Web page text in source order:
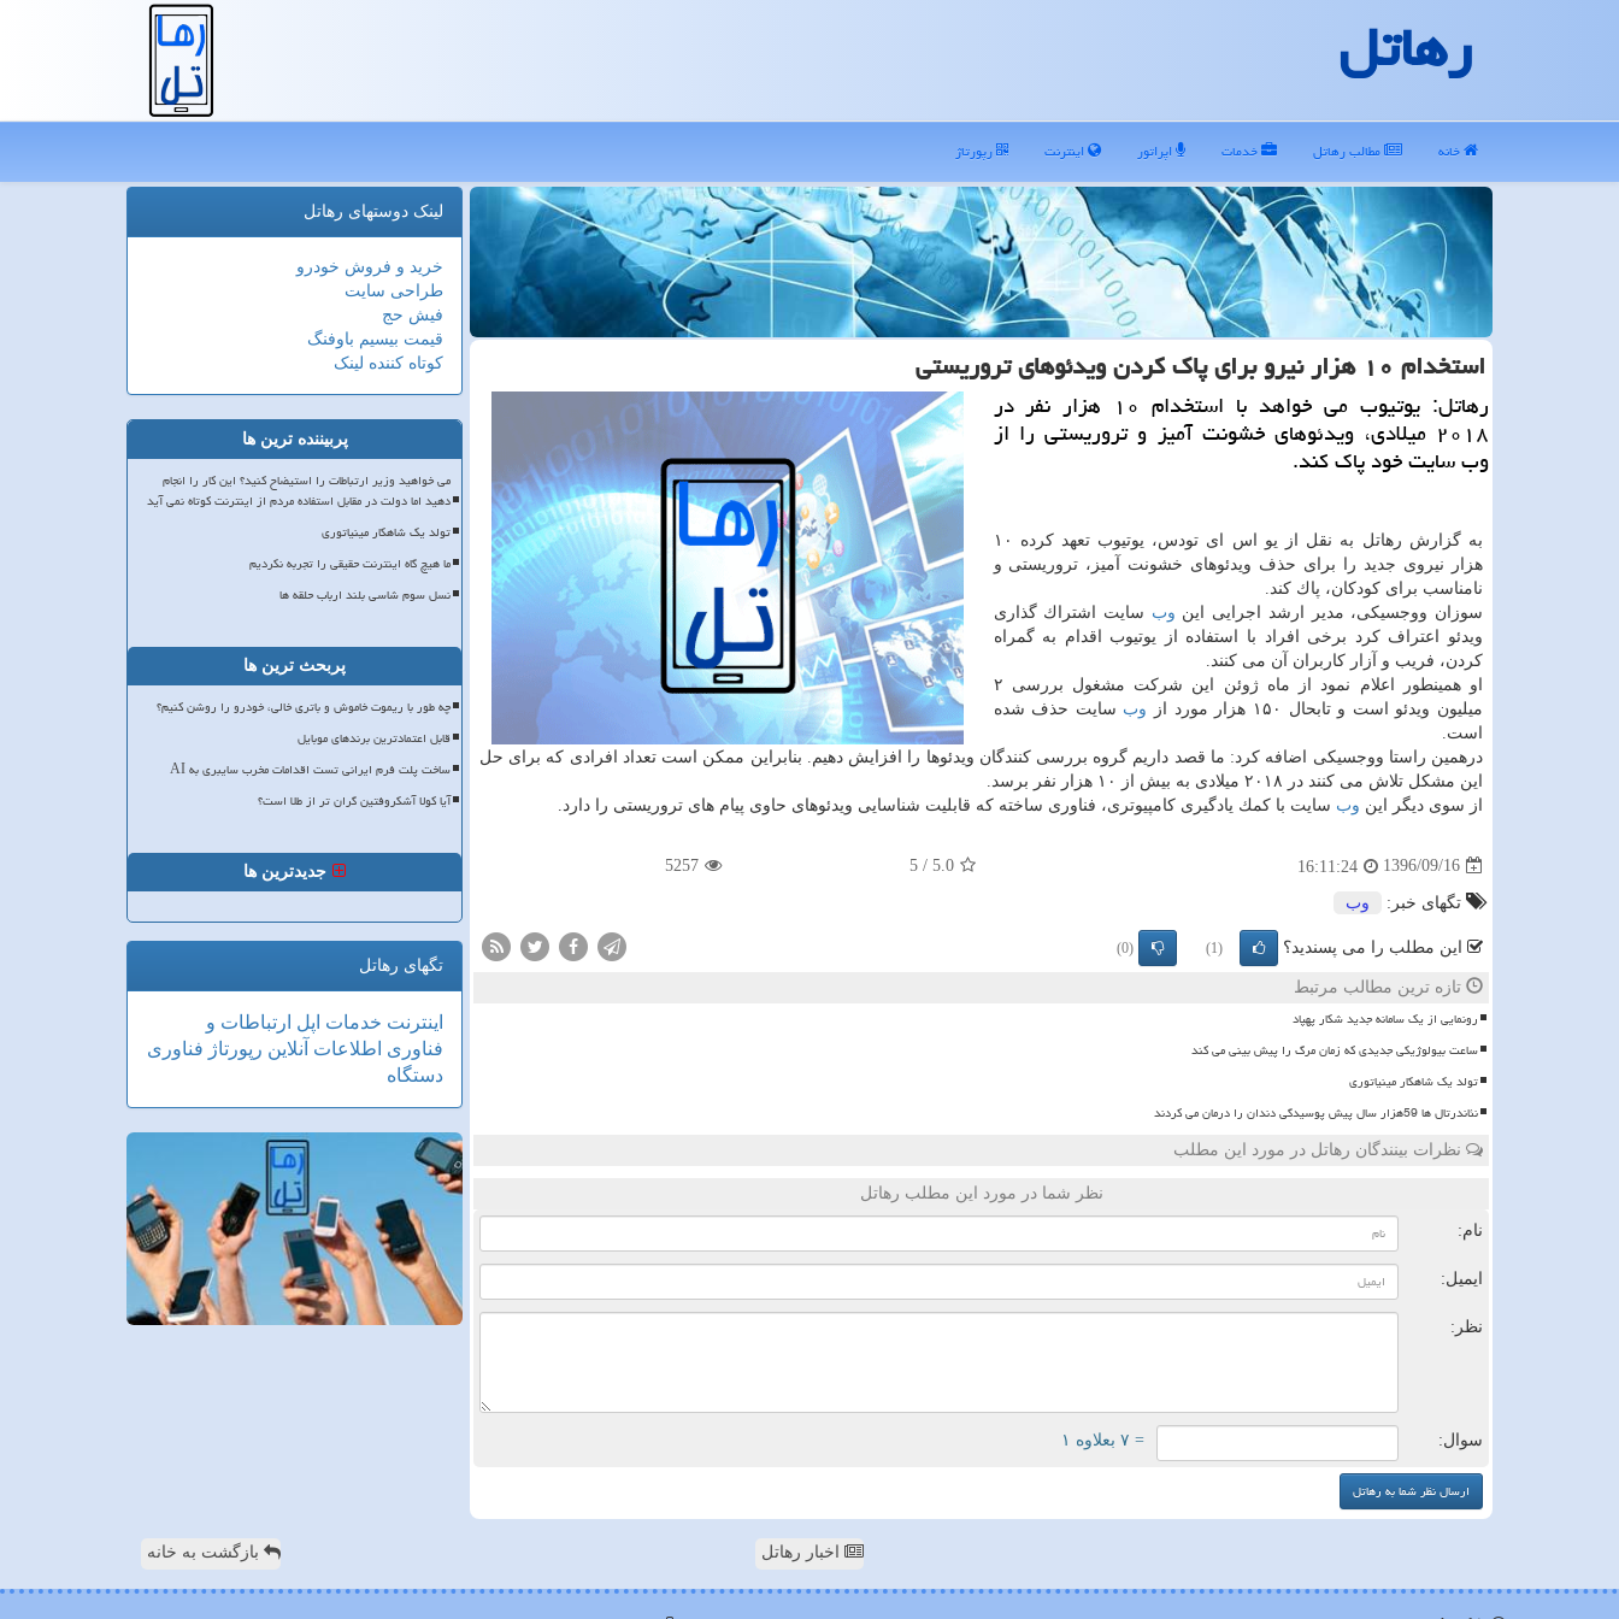
رهاتل
خانه مطالب رهاتل خدمات اپراتور اینترنت رپورتاژ
استخدام ۱۰ هزار نیرو برای پاك كردن ویدئوهای تروریستی
رهاتل: یوتیوب می خواهد با استخدام ۱۰ هزار نفر در
۲۰۱۸ میلادی، ویدئوهای خشونت آمیز و تروریستی را از
وب سایت خود پاك كند.
به گزارش رهاتل به نقل از یو اس ای تودس، یوتیوب تعهد كرده ۱۰
هزار نیروی جدید را برای حذف ویدئوهای خشونت آمیز، تروریستی و
نامناسب برای كودكان، پاك كند.
سوزان ووجسیكی، مدیر ارشد اجرایی این وب سایت اشتراك گذاری
ویدئو اعتراف كرد برخی افراد با استفاده از یوتیوب اقدام به گمراه
كردن، فریب و آزار كاربران آن می كنند.
او همینطور اعلام نمود از ماه ژوئن این شركت مشغول بررسی ۲
میلیون ویدئو است و تابحال ۱۵۰ هزار مورد از
وب سایت حذف شده
است.
درهمین راستا ووجسیكی اضافه كرد: ما قصد داریم گروه بررسی كنندگان ویدئوها را افزایش دهیم. بنابراین ممكن است تعداد افرادی كه برای حل
این مشكل تلاش می كنند در ۲۰۱۸ میلادی به بیش از ۱۰ هزار نفر برسد.
از سوی دیگر این وب سایت با كمك یادگیری كامپیوتری، فناوری ساخته كه قابلیت شناسایی ویدئوهای حاوی پیام های تروریستی را دارد.
1396/09/16
16:11:24
5.0
/
5
5257
تگهای خبر: وب
این مطلب را می پسندید؟ (1)
(0)
تازه ترین مطالب مرتبط
رونمایی از یک سامانه جدید شکار پهپاد
ساعت بیولوژیکی جدیدی که زمان مرگ را پیش بینی می کند
تولد یک شاهکار مینیاتوری
نئاندرتال ها 59هزار سال پیش پوسیدگی دندان را درمان می کردند
نظرات بینندگان رهاتل در مورد این مطلب
نظر شما در مورد این مطلب رهاتل
نام:
ایمیل:
نظر:
سوال: = ۷ بعلاوه ۱
لینک دوستهای رهاتل
خرید و فروش خودرو
طراحی سایت
فیش حج
قیمت بیسیم باوفنگ
کوتاه کننده لینک
پربیننده ترین ها
می خواهید وزیر ارتباطات را استیضاح کنید؟ این کار را انجام
دهید اما دولت در مقابل استفاده مردم از اینترنت کوتاه نمی آید
تولد یک شاهکار مینیاتوری
ما هیچ گاه اینترنت حقیقی را تجربه نکردیم
نسل سوم شاسی بلند ارباب حلقه ها
پربحث ترین ها
چه طور با ریموت خاموش و باتری خالی، خودرو را روشن کنیم؟
قابل اعتمادترین برندهای موبایل
ساخت پلت فرم ایرانی تست اقدامات مخرب سایبری به AI
آیا کولا آشکروفتین گران تر از طلا است؟
جدیدترین ها
تگهای رهاتل
اینترنت خدمات اپل ارتباطات و
فناوری اطلاعات آنلاین رپورتاژ فناوری
دستگاه
اخبار رهاتل بازگشت به خانه